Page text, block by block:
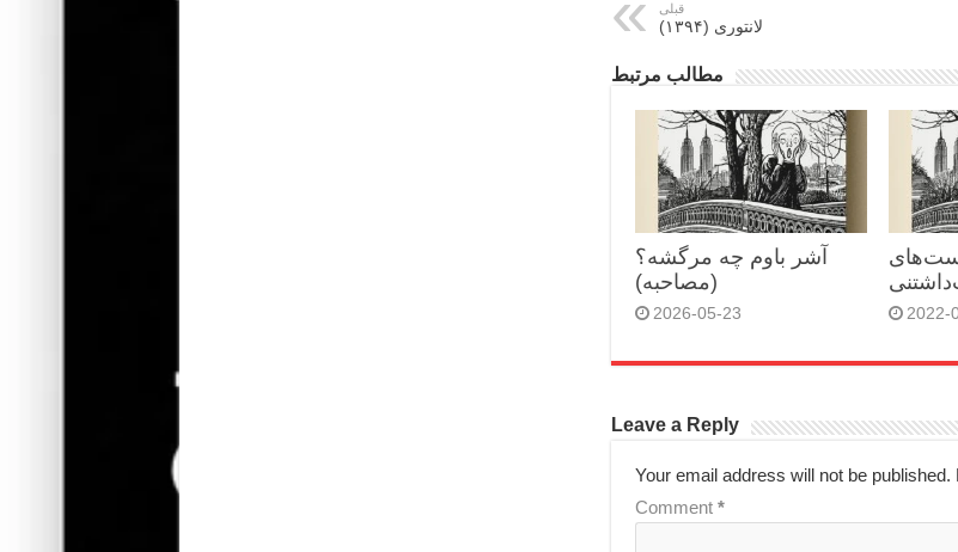
قبلی
لانتوری (۱۳۹۴)
مطالب مرتبط
آشر باوم چه مرگشه؟
(مصاحبه)
2026-05-23 2022-
Leave a Reply
Your email address will not be published.
Comment *